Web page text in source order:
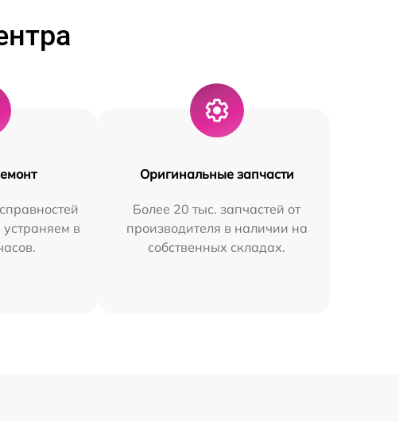
в
Оригинальные запчасти
Более 20 тыс. запчастей от
производителя в наличии на
собственных складах.